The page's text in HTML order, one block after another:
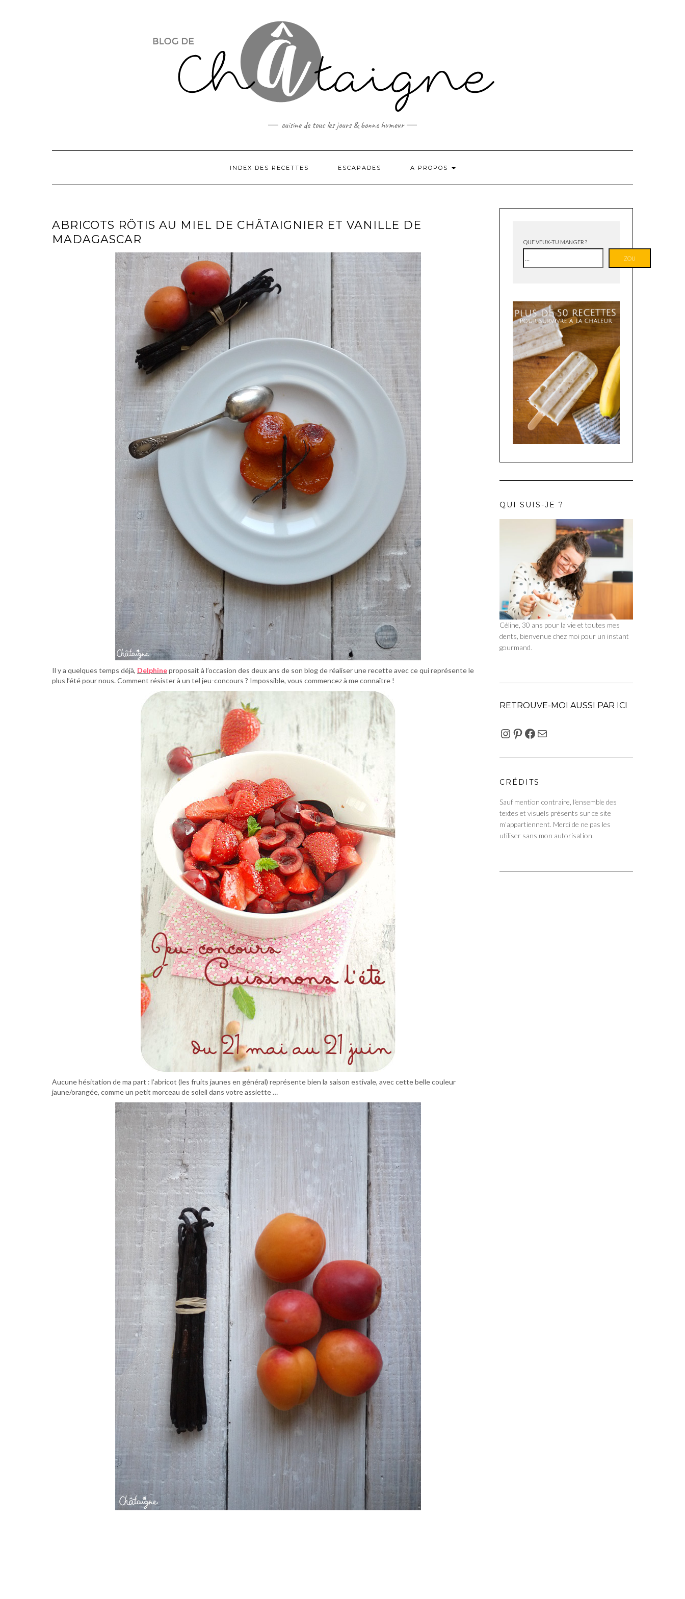
cuisine de tous les jours & bonne humeur
INDEX DES RECETTES ESCAPADES A PROPOS
ABRICOTS RÔTIS AU MIEL DE CHÂTAIGNIER ET VANILLE DE
MADAGASCAR
Il y a quelques temps déjà, Delphineproposait à l’occasion des deux ans de son blog de réaliser une recette avec ce qui représente le
plus l’été pour nous. Comment résister à un tel jeu-concours ? Impossible, vous commencez à me connaître !
Aucune hésitation de ma part : l’abricot (les fruits jaunes en général) représente bien la saison estivale, avec cette belle couleur
jaune/orangée, comme un petit morceau de soleil dans votre assiette …
QUE VEUX-TU MANGER ?
ZOU
QUI SUIS-JE ?
Céline, 30 ans pour la vie et toutes mes
dents, bienvenue chez moi pour un instant
gourmand.
RETROUVE-MOI AUSSI PAR ICI
INSTAGRAM
PINTEREST
FACEBOOK
E-MAIL
CRÉDITS
Sauf mention contraire, l'ensemble des
textes et visuels présents sur ce site
m'appartiennent. Merci de ne pas les
utiliser sans mon autorisation.